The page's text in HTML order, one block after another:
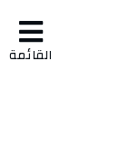
القائمة